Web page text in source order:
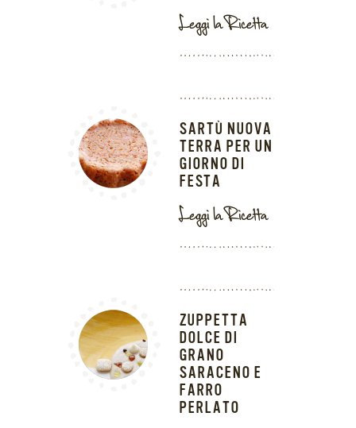
Leggi la Ricetta
SARTÙ NUOVA
TERRA PER UN
GIORNO DI
FESTA
Leggi la Ricetta
ZUPPETTA
DOLCE DI
GRANO
SARACENO E
FARRO
PERLATO